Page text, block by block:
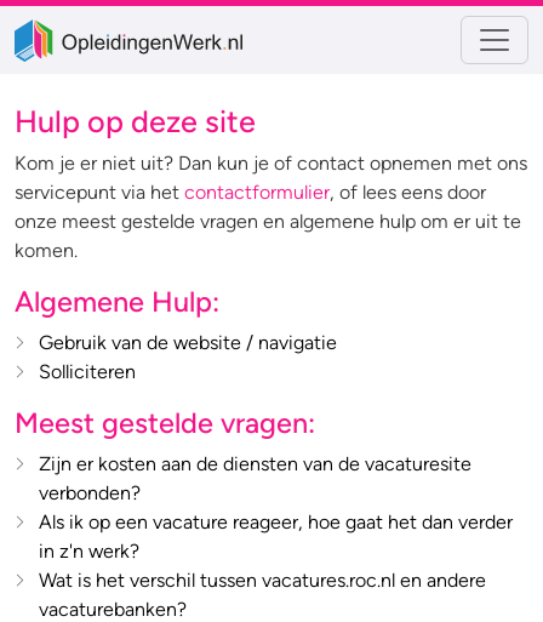
Hulp op deze site
Kom je er niet uit? Dan kun je of contact opnemen met ons
servicepunt via het contactformulier, of lees eens door
onze meest gestelde vragen en algemene hulp om er uit te
komen.
Algemene Hulp:
Gebruik van de website / navigatie
Solliciteren
Meest gestelde vragen:
Zijn er kosten aan de diensten van de vacaturesite
verbonden?
Als ik op een vacature reageer, hoe gaat het dan verder
in z'n werk?
Wat is het verschil tussen vacatures.roc.nl en andere
vacaturebanken?